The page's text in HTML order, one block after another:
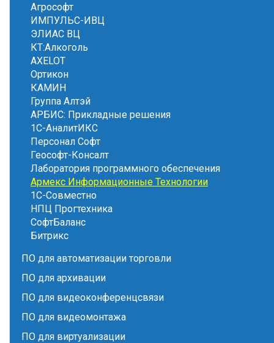
Агрософт
ИМПУЛЬС-ИВЦ
ЭЛИАС ВЦ
КТ:Алкоголь
AXELOT
Ортикон
КАМИН
Группа Алтэй
АРБИС: Прикладные решения
1С-АналитИКС
Персонал Софт
Геософт-Консалт
Лаборатория программного обеспечения
Армекс Информационные Технологии
1С-Совместно
НПЦ Прогтехника
СофтБаланс
Битрикс
ПО для автоматизации торговли
ПО для архивации
ПО для видеоконференцсвязи
ПО для видеомонтажа
ПО для виртуализации